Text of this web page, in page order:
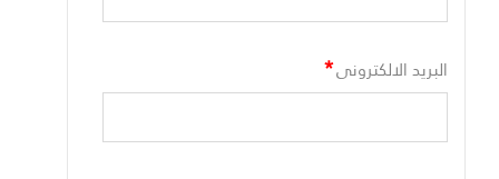
البريد الالكترونى*